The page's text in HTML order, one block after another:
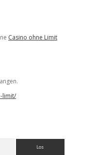
Casino ohne Limit
limit/